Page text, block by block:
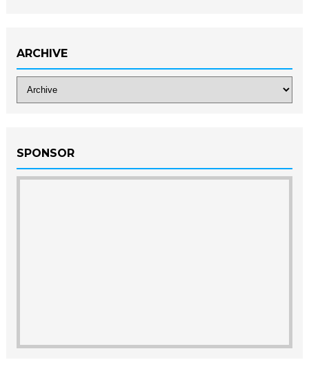
ARCHIVE
SPONSOR